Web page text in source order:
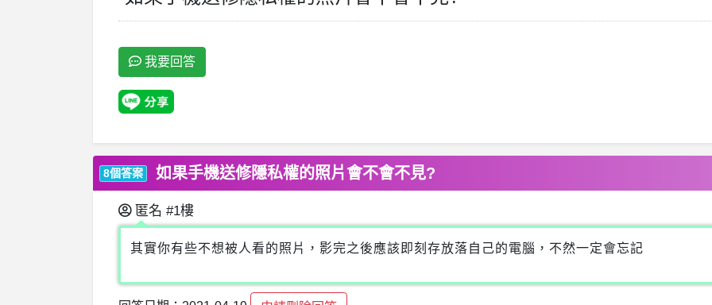
我要回答
8個答案 如果手機送修隱私權的照片會不會不見?
匿名 #1樓
其實你有些不想被人看的照片，影完之後應該即刻存放落自己的電腦，不然一定會忘記